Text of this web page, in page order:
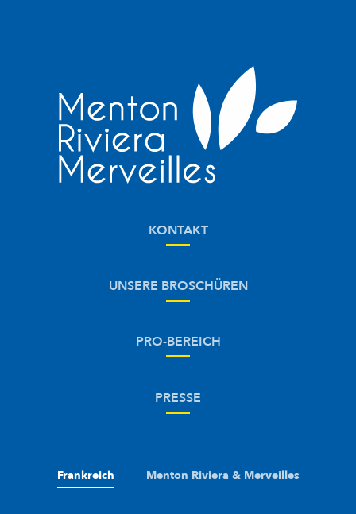
KONTAKT
UNSERE BROSCHÜREN
PRO-BEREICH
PRESSE
Frankreich Menton Riviera & Merveilles